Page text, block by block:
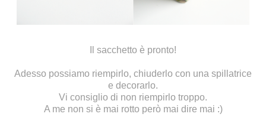
Il sacchetto è pronto!
Adesso possiamo riempirlo, chiuderlo con una spillatrice
e decorarlo.
Vi consiglio di non riempirlo troppo.
A me non si è mai rotto però mai dire mai :)